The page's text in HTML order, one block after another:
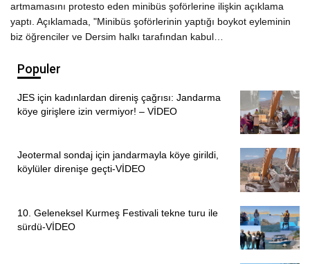
artmamasını protesto eden minibüs şoförlerine ilişkin açıklama
yaptı. Açıklamada, "Minibüs şoförlerinin yaptığı boykot eyleminin
biz öğrenciler ve Dersim halkı tarafından kabul…
Populer
JES için kadınlardan direniş çağrısı: Jandarma
köye girişlere izin vermiyor! – VİDEO
Jeotermal sondaj için jandarmayla köye girildi,
köylüler direnişe geçti-VİDEO
10. Geleneksel Kurmeş Festivali tekne turu ile
sürdü-VİDEO